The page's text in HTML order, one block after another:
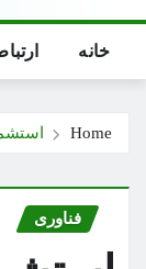
خانه
Home
فناوری